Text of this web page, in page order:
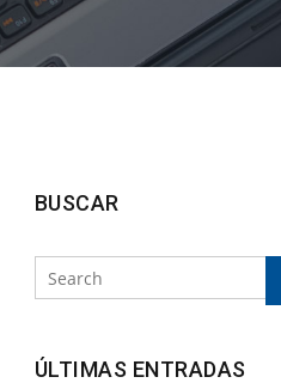
BUSCAR
ÚLTIMAS ENTRADAS